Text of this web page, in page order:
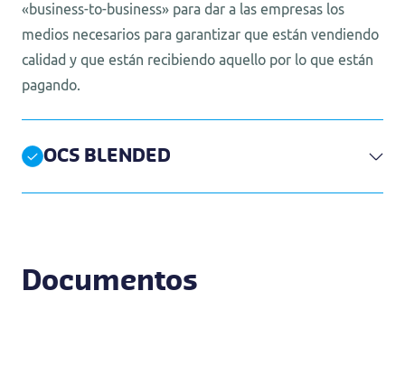
«business-to-business» para dar a las empresas los
medios necesarios para garantizar que están vendiendo
calidad y que están recibiendo aquello por lo que están
pagando.
OCS BLENDED
Documentos